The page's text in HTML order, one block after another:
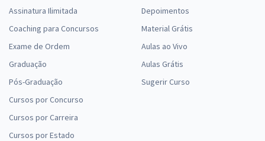
Assinatura Ilimitada
Coaching para Concursos
Exame de Ordem
Graduação
Pós-Graduação
Cursos por Concurso
Cursos por Carreira
Cursos por Estado
Depoimentos
Material Grátis
Aulas ao Vivo
Aulas Grátis
Sugerir Curso